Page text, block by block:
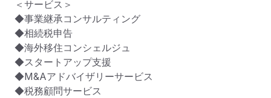
＜サービス＞
◆事業継承コンサルティング
◆相続税申告
◆海外移住コンシェルジュ
◆スタートアップ支援
◆M&Aアドバイザリーサービス
◆税務顧問サービス